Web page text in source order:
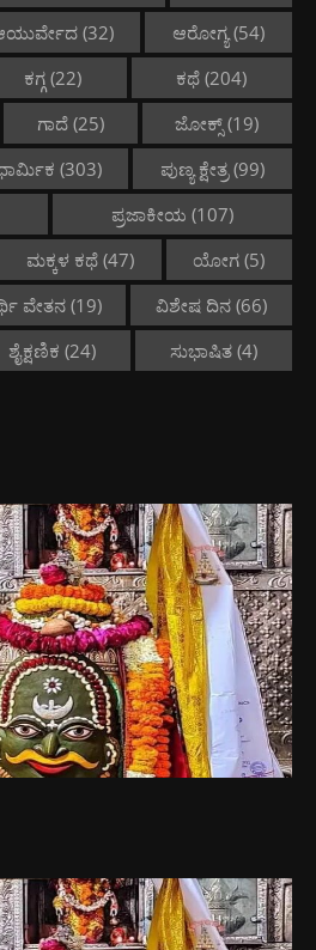
(32) ಆರೋಗ್ಯ (54)
ಕಗ್ಗ(22) ಕಥೆ (204)
ಗಾದೆ(25) ಜೋಕ್ಸ್ (19)
(303) ಪುಣ್ಯ ಕ್ಷೇತ್ರ(99)
ಪ್ರಜಾಕೀಯ (107)
ಮಕ್ಕಳ ಕಥೆ(47) ಯೋಗ (5)
ವೇತನ(19) ವಿಶೇಷ ದಿನ (66)
ಶೈಕ್ಷಣಿಕ (24) ಸುಭಾಷಿತ (4)